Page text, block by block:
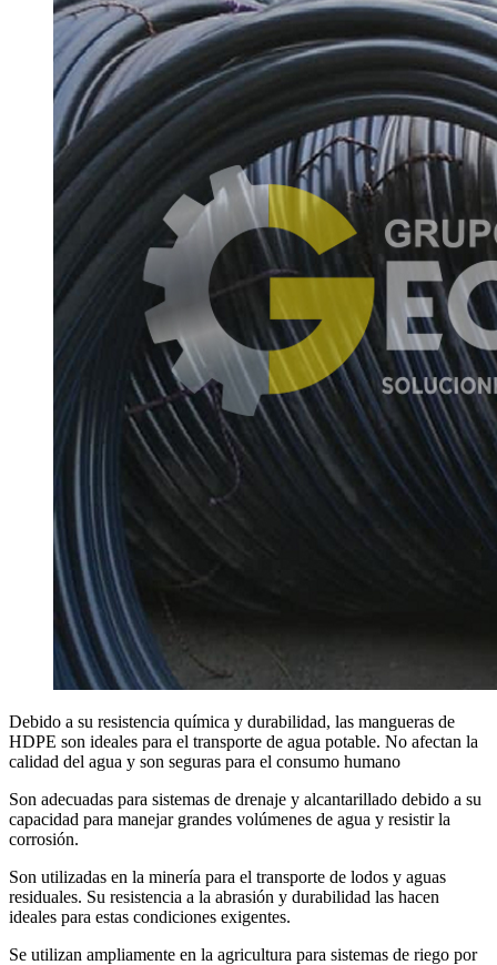
Debido a su resistencia química y durabilidad, las mangueras de
HDPE son ideales para el transporte de agua potable. No afectan la
calidad del agua y son seguras para el consumo humano
Son adecuadas para sistemas de drenaje y alcantarillado debido a su
capacidad para manejar grandes volúmenes de agua y resistir la
corrosión.
Son utilizadas en la minería para el transporte de lodos y aguas
residuales. Su resistencia a la abrasión y durabilidad las hacen
ideales para estas condiciones exigentes.
Se utilizan ampliamente en la agricultura para sistemas de riego por